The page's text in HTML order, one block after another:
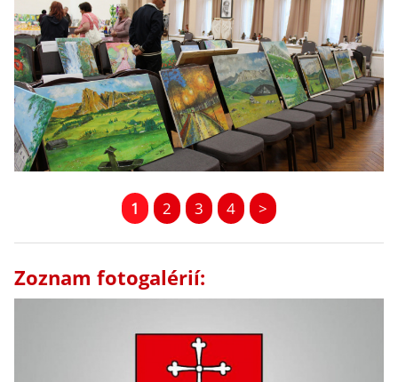
1 2 3 4 >
Zoznam fotogalérií: